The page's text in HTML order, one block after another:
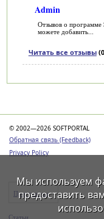
Admin
Отзывов о программе
можете добавить...
Читать все отзывы
© 2002—2026 SOFTPORTAL
Обратная связь (Feedback)
Privacy Policy
Программы
Статьи
Мы используем
предоставить